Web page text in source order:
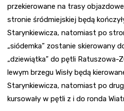
przekierowane na trasy
stronie śródmiejskiej będą
Starynkiewicza, natomiast po
„siódemka” zostanie skierowany
„dziewiątka” do pętli Ratuszowa-
lewym brzegu Wisły będą
Starynkiewicza, natomiast po
kursowały w pętli z i do ronda